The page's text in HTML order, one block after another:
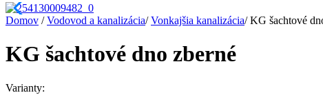
Domov / Vodovod a kanalizácia/ Vonkajšia kanalizácia/ KG šachtové
KG šachtové dno zberné
Varianty: